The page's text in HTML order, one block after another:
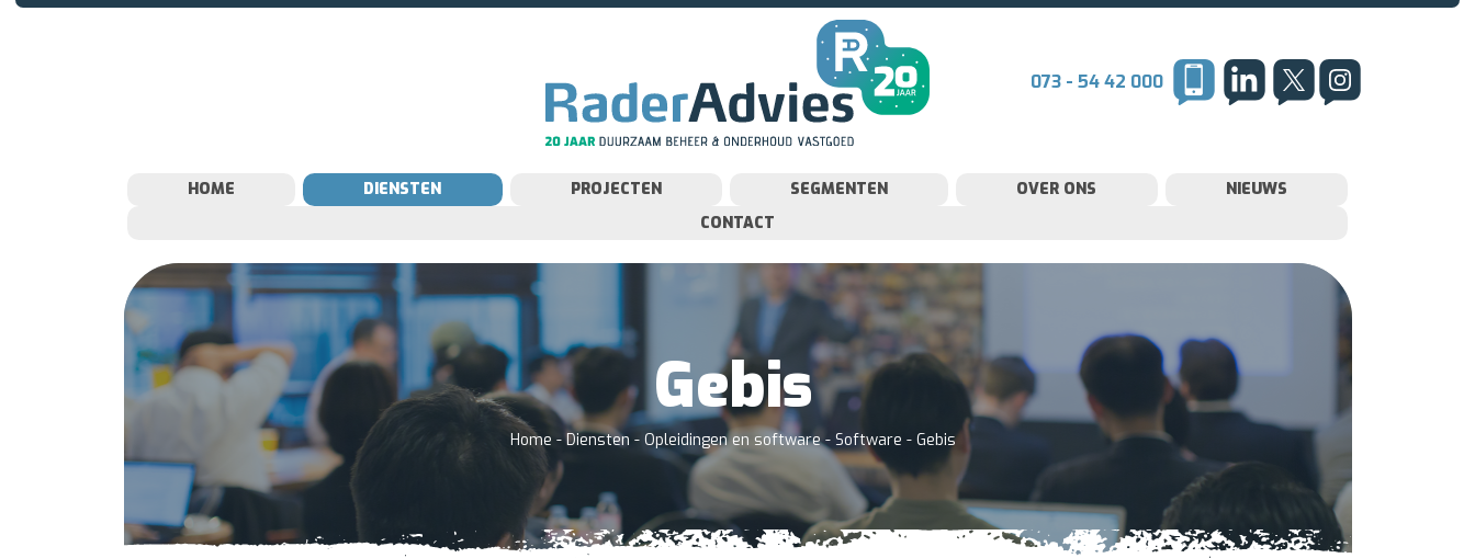
073 - 54 42 000
HOME DIENSTEN PROJECTEN SEGMENTEN OVER ONS
NIEUWS
CONTACT
Gebis
Home - Diensten - Opleidingen en software- Software - Gebis